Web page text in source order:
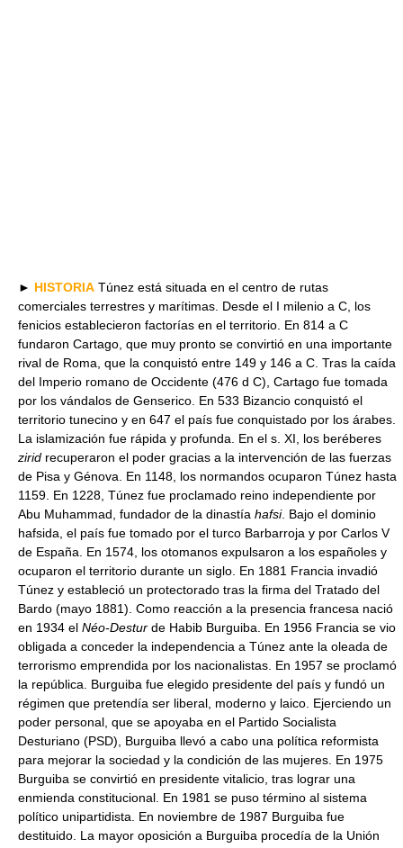
► HISTORIA Túnez está situada en el centro de rutas
comerciales terrestres y marítimas. Desde el I milenio a C, los
fenicios establecieron factorías en el territorio. En 814 a C
fundaron Cartago, que muy pronto se convirtió en una importante
rival de Roma, que la conquistó entre 149 y 146 a C. Tras la caída
del Imperio romano de Occidente (476 d C), Cartago fue tomada
por los vándalos de Genserico. En 533 Bizancio conquistó el
territorio tunecino y en 647 el país fue conquistado por los árabes.
La islamización fue rápida y profunda. En el s. XI, los beréberes
zirid recuperaron el poder gracias a la intervención de las fuerzas
de Pisa y Génova. En 1148, los normandos ocuparon Túnez hasta
1159. En 1228, Túnez fue proclamado reino independiente por
Abu Muhammad, fundador de la dinastía hafsi. Bajo el dominio
hafsida, el país fue tomado por el turco Barbarroja y por Carlos V
de España. En 1574, los otomanos expulsaron a los españoles y
ocuparon el territorio durante un siglo. En 1881 Francia invadió
Túnez y estableció un protectorado tras la firma del Tratado del
Bardo (mayo 1881). Como reacción a la presencia francesa nació
en 1934 el Néo-Destur de Habib Burguiba. En 1956 Francia se vio
obligada a conceder la independencia a Túnez ante la oleada de
terrorismo emprendida por los nacionalistas. En 1957 se proclamó
la república. Burguiba fue elegido presidente del país y fundó un
régimen que pretendía ser liberal, moderno y laico. Ejerciendo un
poder personal, que se apoyaba en el Partido Socialista
Desturiano (PSD), Burguiba llevó a cabo una política reformista
para mejorar la sociedad y la condición de las mujeres. En 1975
Burguiba se convirtió en presidente vitalicio, tras lograr una
enmienda constitucional. En 1981 se puso término al sistema
político unipartidista. En noviembre de 1987 Burguiba fue
destituido. La mayor oposición a Burguiba procedía de la Unión